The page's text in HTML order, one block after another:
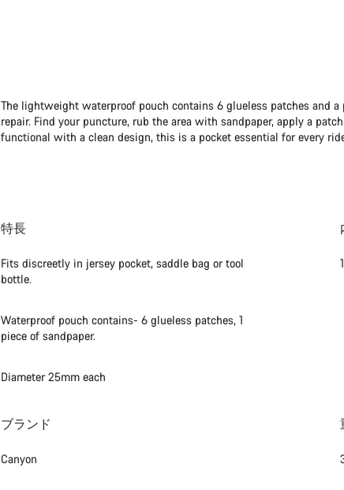
The lightweight waterproof pouch contains 6 glueless patches and
repair. Find your puncture, rub the area with sandpaper, apply a
functional with a clean design, this is a pocket essential for every
特長
Fits discreetly in jersey pocket, saddle bag or tool
bottle.
Waterproof pouch contains- 6 glueless patches, 1
piece of sandpaper.
Diameter 25mm each
ブランド
Canyon
お客様のご質